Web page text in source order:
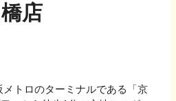
橋店
トロのターミナルである「京